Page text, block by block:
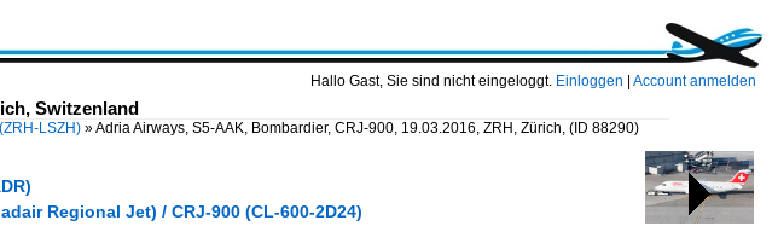
Hallo Gast, Sie sind nicht eingeloggt. Einloggen Account anmelden
Switzenland
LSZH) »Adria Airways, S5-AAK, Bombardier, CRJ-900, 19.03.2016, ZRH, Zürich, (ID 88290)
Regional Jet) / CRJ-900 (CL-600-2D24)